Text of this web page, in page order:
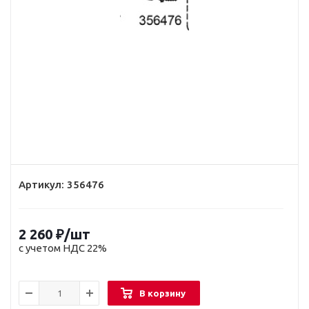
Артикул: 356476
2 260 ₽/шт
с учетом НДС 22%
В корзину